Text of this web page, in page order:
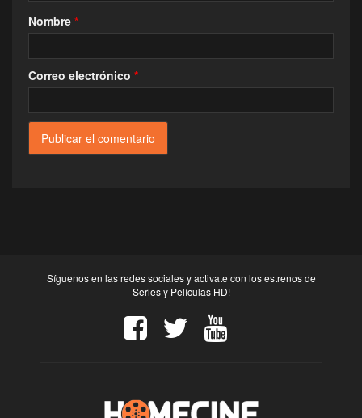
Nombre *
Correo electrónico *
Síguenos en las redes sociales y activate con los estrenos de
Series y Películas HD!